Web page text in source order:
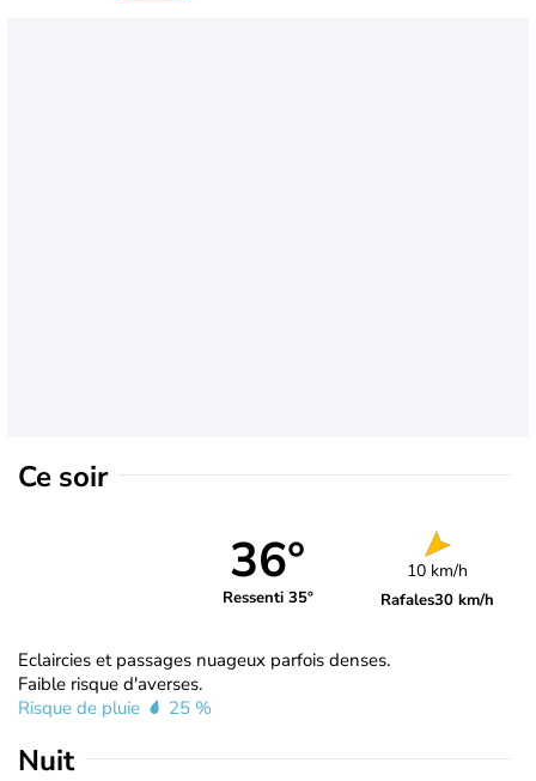
Ce soir
36°
Ressenti 35°
10 km/h
Rafales30 km/h
Eclaircies et passages nuageux parfois denses.
Faible risque d'averses.
Risque de pluie
25 %
Nuit